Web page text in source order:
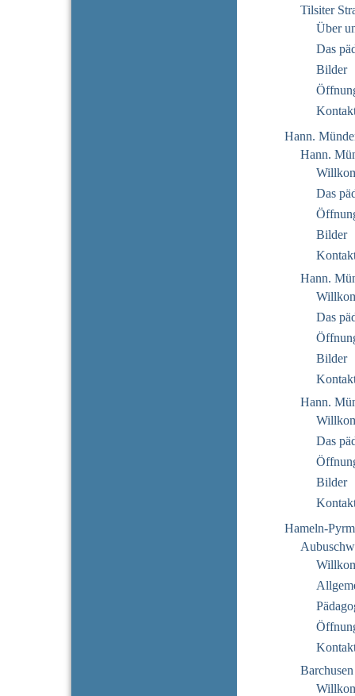
Tilsiter
Über
Das
Bilder
Hann.
Hann.
Das
Bilder
Hann.
Das
Bilder
Hann.
Das
Bilder
Hameln-
Barchusen